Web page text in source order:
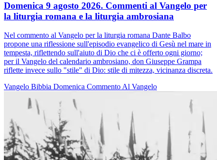
Domenica 9 agosto 2026. Commenti al Vangelo per
la liturgia romana e la liturgia ambrosiana
Nel commento al Vangelo per la liturgia romana Dante Balbo
propone una riflessione sull'episodio evangelico di Gesù nel mare in
tempesta, riflettendo sull'aiuto di Dio che ci è offerto ogni giorno;
per il Vangelo del calendario ambrosiano, don Giuseppe Grampa
riflette invece sullo "stile" di Dio: stile di mitezza, vicinanza discreta.
Vangelo Bibbia Domenica Commento Al Vangelo